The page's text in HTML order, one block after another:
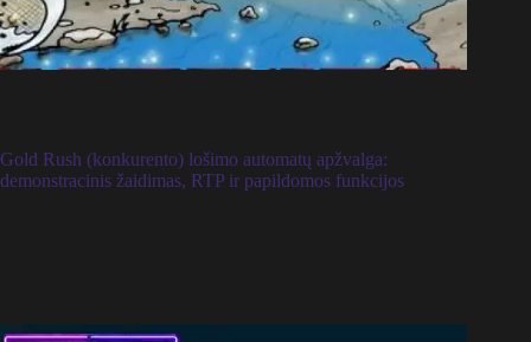
Gold Rush (konkurento) lošimo automatų apžvalga:
demonstracinis žaidimas, RTP ir papildomos funkcijos